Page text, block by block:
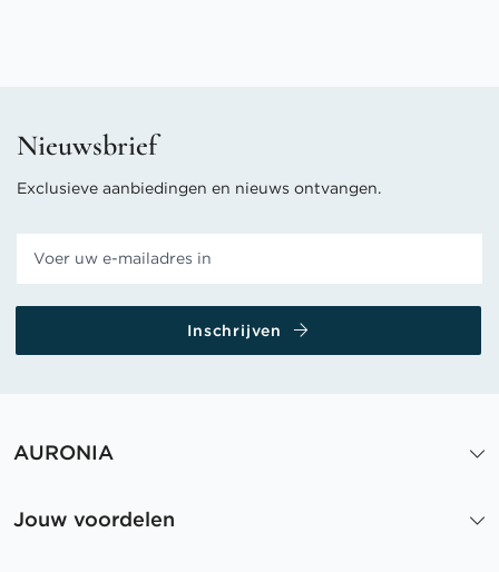
Nieuwsbrief
Exclusieve aanbiedingen en nieuws ontvangen.
Inschrijven
AURONIA
Jouw voordelen